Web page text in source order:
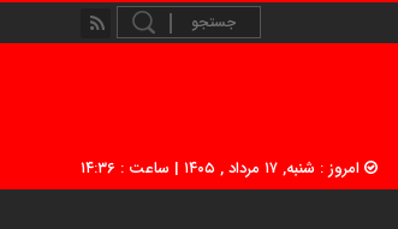
امروز : شنبه, ۱۷ مرداد , ۱۴۰۵ | ساعت : ۱۴:۳۶